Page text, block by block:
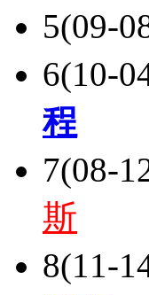
程
7(08-
斯
8(11-
源车
9(10-